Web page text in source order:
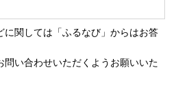
よりお時間をいただく場合がご
平日10時～17時】
に関しては「ふるなび」からはお答
問い合わせいただくようお願いいた